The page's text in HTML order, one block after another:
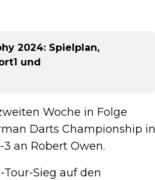
2024: Spielplan,
und
Woche in Folge
Darts Championship in
an Robert Owen.
Sieg auf den